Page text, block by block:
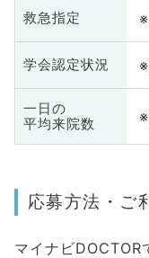
救急指定
学会認定状況
一日の
平均来院数
応募方法・ご
マイナビDOCTOR